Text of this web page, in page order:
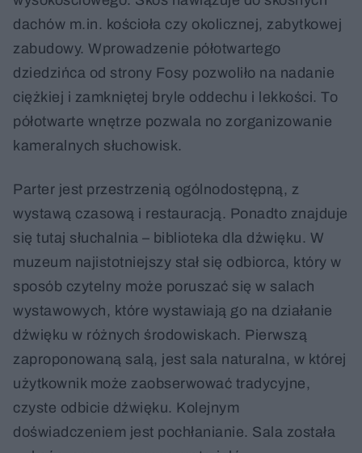
dachów m.in. kościoła czy okolicznej, zabytkowej
zabudowy. Wprowadzenie półotwartego
dziedzińca od strony Fosy pozwoliło na nadanie
ciężkiej i zamkniętej bryle oddechu i lekkości. To
półotwarte wnętrze pozwala no zorganizowanie
kameralnych słuchowisk.
Parter jest przestrzenią ogólnodostępną, z
wystawą czasową i restauracją. Ponadto znajduje
się tutaj słuchalnia – biblioteka dla dźwięku. W
muzeum najistotniejszy stał się odbiorca, który w
sposób czytelny może poruszać się w salach
wystawowych, które wystawiają go na działanie
dźwięku w różnych środowiskach. Pierwszą
zaproponowaną salą, jest sala naturalna, w której
użytkownik może zaobserwować tradycyjne,
czyste odbicie dźwięku. Kolejnym
doświadczeniem jest pochłanianie. Sala została